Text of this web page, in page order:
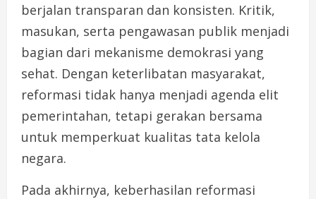
berjalan transparan dan konsisten. Kritik,
masukan, serta pengawasan publik menjadi
bagian dari mekanisme demokrasi yang
sehat. Dengan keterlibatan masyarakat,
reformasi tidak hanya menjadi agenda elit
pemerintahan, tetapi gerakan bersama
untuk memperkuat kualitas tata kelola
negara.
Pada akhirnya, keberhasilan reformasi